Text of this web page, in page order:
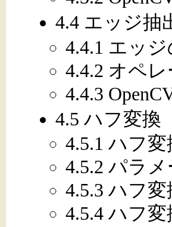
4.4 エッジ抽
4.4.1 エッ
4.4.2 オペ
4.4.3
4.5 ハフ変換
4.5.1 ハフ
4.5.2 パラ
4.5.3 ハフ
4.5.4 ハフ